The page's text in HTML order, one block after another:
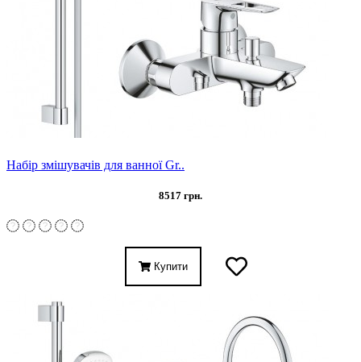
Набір змішувачів для ванної Gr..
8517 грн.
Купити